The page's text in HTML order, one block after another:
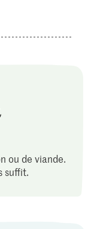
ou de viande.
suffit.